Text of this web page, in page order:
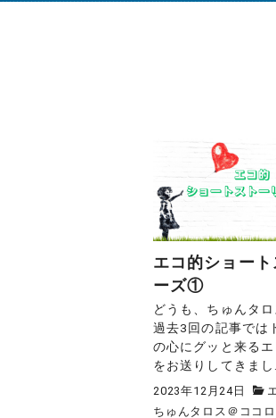
エコ的ショート
ーズ①
どうも、ちゅんタロ
過去3回の記事では
の心にグッと来るエ
をお送りしてきまし
2023年12月24日
ちゅんタロス＠ココ